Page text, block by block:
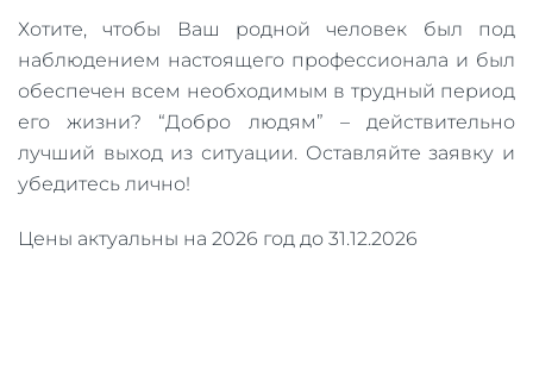
Хотите, чтобы Ваш родной человек был под
наблюдением настоящего профессионала и был
обеспечен всем необходимым в трудный период
его жизни? “Добро людям” – действительно
лучший выход из ситуации. Оставляйте заявку и
убедитесь лично!
Цены актуальны на 2026 год до 31.12.2026